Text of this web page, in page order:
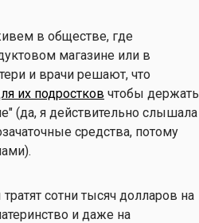
в обществе, где
магазине или в
и врачи решают, что
их подростков чтобы держать
(да, я действительно слышала
средства, потому
сотни тысяч долларов на
и даже на